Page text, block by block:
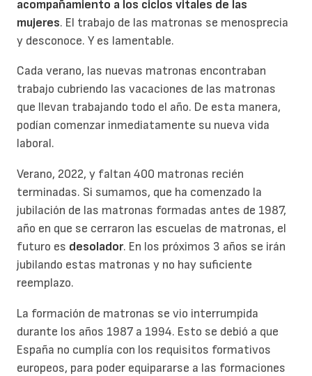
acompañamiento a los ciclos vitales de las
mujeres. El trabajo de las matronas se menosprecia
y desconoce. Y es lamentable.
Cada verano, las nuevas matronas encontraban
trabajo cubriendo las vacaciones de las matronas
que llevan trabajando todo el año. De esta manera,
podían comenzar inmediatamente su nueva vida
laboral.
Verano, 2022, y faltan 400 matronas recién
terminadas. Si sumamos, que ha comenzado la
jubilación de las matronas formadas antes de 1987,
año en que se cerraron las escuelas de matronas, el
futuro es desolador. En los próximos 3 años se irán
jubilando estas matronas y no hay suficiente
reemplazo.
La formación de matronas se vio interrumpida
durante los años 1987 a 1994. Esto se debió a que
España no cumplía con los requisitos formativos
europeos, para poder equipararse a las formaciones